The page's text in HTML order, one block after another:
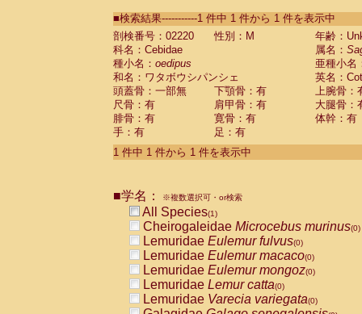
CebidaeSaguinus labiatus(0)
Cebidae Saguinus leucopus (0)
Cebidae
Cebidae
CebidaeSaguinus nigricollis (0)
Cebidae Saguinus oedipus
Cebidae Saguinus weddelli
Cebidae Saguinusspp.
Cebidae Aotus trivirgatus
Cebidae Cebus albifrons
CebidaeCebus nigrivittatus
CebidaeCebus
CebidaeSaimiri boliviensis(0)
CebidaeSaimiri sciureus(0)
AtelidaeAlouatta caraya(0)
AtelidaeAlouatta fusca(0)
AtelidaeAlouatta seniculus
AtelidaeAlouattaspp.(0)
■検索結果-----------1 件中 1 件から 1 件を表示中
剖検番号：02220
性別：M
年齢：
科名：Cebidae
属名：
種小名： oedipus
亜種小名
和名：ワタボウシパンシェ
英名：
頭蓋骨：一部無
下顎骨：有
上腕骨：
尺骨：有
肩甲骨：有
大腿骨：
腓骨：有
寛骨：有
体幹：有
手：有
足：有
1 件中 1 件から 1 件を表示中
■学名： ※複数選択可・or検索
All Species(1)
Cheirogaleidae Microcebus murinus(0)
Lemuridae Eulemur fulvus(0)
Lemuridae Eulemur macaco(0)
Lemuridae Eulemur mongoz(0)
Lemuridae Lemur catta(0)
Lemuridae Varecia variegata(0)